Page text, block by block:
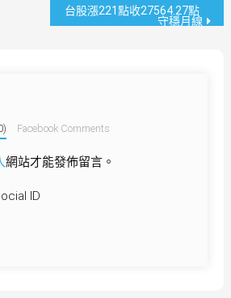
台股漲221點收27564.27點
守穩月線
Facebook Comments
網站才能發佈留言。
ID